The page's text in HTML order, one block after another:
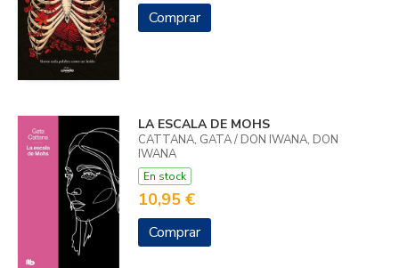
Comprar
LA ESCALA DE MOHS
CATTANA, GATA / DON IWANA, DON
IWANA
En stock
10,95 €
Comprar